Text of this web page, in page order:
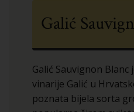
Galić
Galić Sauvignon Blanc
vinarije Galić u
poznata bijela sorta